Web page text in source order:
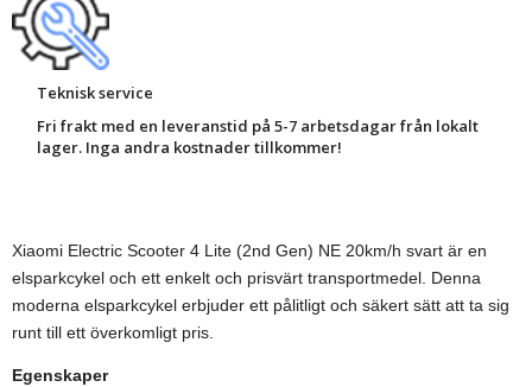
Teknisk service
Fri frakt med en leveranstid på 5-7 arbetsdagar från lokalt
lager. Inga andra kostnader tillkommer!
Xiaomi Electric Scooter 4 Lite (2nd Gen) NE 20km/h svart är en
elsparkcykel och ett enkelt och prisvärt transportmedel. Denna
moderna elsparkcykel erbjuder ett pålitligt och säkert sätt att ta sig
runt till ett överkomligt pris.
Egenskaper